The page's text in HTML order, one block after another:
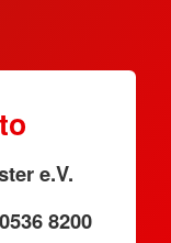
e.V.
8200